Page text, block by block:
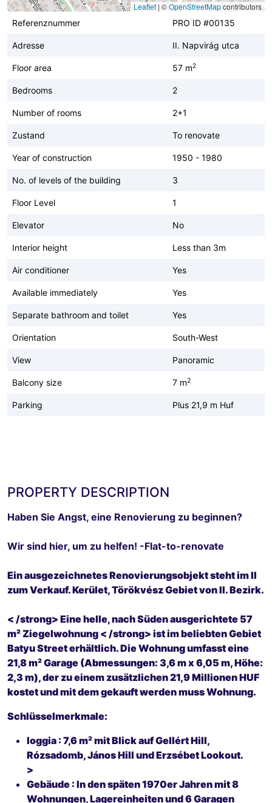
Leaflet | ©OpenStreetMapcontributors
Referenznummer
PRO ID #00135
Adresse II. Napvirág utca
Floor area 57 m2
Bedrooms 2
Number of rooms 2+1
Zustand To renovate
Year of construction 1950 - 1980
No. of levels of the building 3
Floor Level 1
Elevator No
Interior height Less than 3m
Air conditioner Yes
Available immediately Yes
Separate bathroom and toilet Yes
Orientation South-West
View Panoramic
Balcony size 7 m2
Parking Plus 21,9 m Huf
PROPERTY DESCRIPTION
Haben Sie Angst, eine Renovierung zu beginnen?
Wir sind hier, um zu helfen! -Flat-to-renovate
Ein ausgezeichnetes Renovierungsobjekt steht im II
zum Verkauf. Kerület, Törökvész Gebiet von II. Bezirk.
< /strong> Eine helle, nach Süden ausgerichtete 57
m² Ziegelwohnung < /strong> ist im beliebten Gebiet
Batyu Street erhältlich. Die Wohnung umfasst eine
21,8 m² Garage (Abmessungen: 3,6 m x 6,05 m, Höhe:
2,3 m), der zu einem zusätzlichen21,9 Millionen HUF
kostet und mit dem gekauft werden muss Wohnung.
Schlüsselmerkmale:
loggia : 7,6 m² mit Blick auf Gellért Hill,
Rózsadomb, János Hill und Erzsébet Lookout.
>
Gebäude : In den späten 1970er Jahren mit 8
Wohnungen, Lagereinheiten und 6 Garagen